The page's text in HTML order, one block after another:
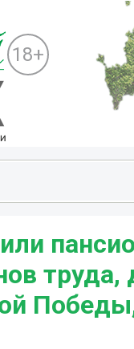
18+
труда,